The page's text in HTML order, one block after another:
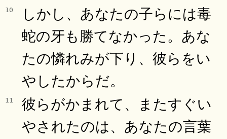
10
しかし、あなたの子らには毒
蛇の牙も勝てなかった。あな
たの憐れみが下り、彼らをい
やしたからだ。
11
彼らがかまれて、またすぐい
やされたのは、あなたの言葉